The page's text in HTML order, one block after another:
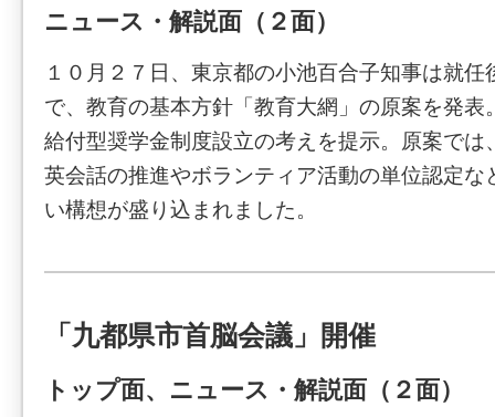
ニュース・解説面（２面）
１０月２７日、東京都の小池百合子知事は就任
で、教育の基本方針「教育大網」の原案を発表
給付型奨学金制度設立の考えを提示。原案では
英会話の推進やボランティア活動の単位認定な
い構想が盛り込まれました。
「九都県市首脳会議」開催
トップ面、ニュース・解説面（２面）